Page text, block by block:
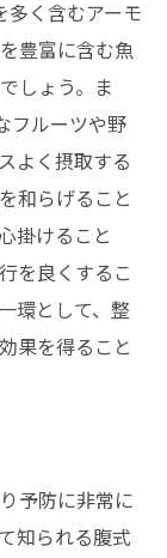
多く含むアーモ
豊富に含む魚
しょう。ま
フルーツや野
よく摂取する
和らげること
掛けること
を良くするこ
環として、整
果を得ること
予防に非常に
知られる腹式